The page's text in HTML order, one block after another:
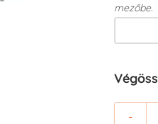
mezőbe.
-